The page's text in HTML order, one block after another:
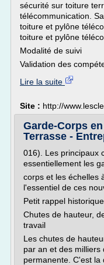
sécurité sur toiture
télécommunication.
toiture et pylône
toiture et pylône
Modalité de suivi
Validation des
Lire la suite
Site : http://
Garde-Corps
Terrasse -
016). Les principaux
essentiellement les
corps et les échelles
l'essentiel de ces
Petit rappel historique
Chutes de hauteur,
travail
Les chutes de
par an et des
permanente. C'est la